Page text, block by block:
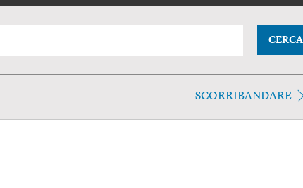
CERCA
SCORRIBANDARE